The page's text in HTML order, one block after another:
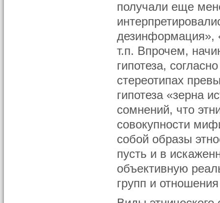
получали еще
дезинформация»,
т.п. Впрочем,
гипотеза,
стереотипах
гипотеза «зерна
сомнений, что
совокупности
собой образы
пусть и в
объективную
групп и